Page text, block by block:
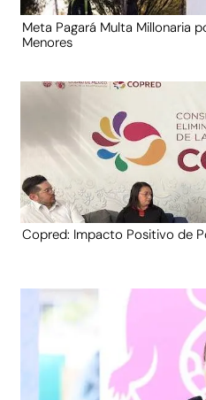
Meta Pagará Multa Millonaria
Menores
Copred: Impacto Positivo de